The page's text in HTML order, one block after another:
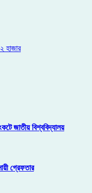
হাজার
জাতীয় বিশ্ববিদ্যালয়
গ্রেফতার